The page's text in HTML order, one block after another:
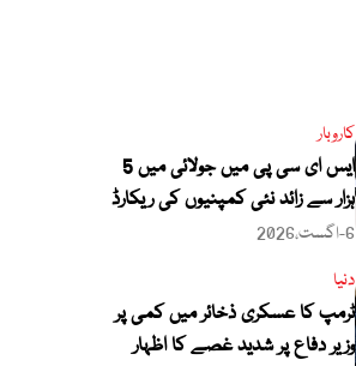
کاروبار
ایس ای سی پی میں جولائی میں 5
ہزار سے زائد نئی کمپنیوں کی ریکارڈ
رجسٹریشن
6-اگست،2026
دنیا
ٹرمپ کا عسکری ذخائر میں کمی پر
وزیر دفاع پر شدید غصے کا اظہار